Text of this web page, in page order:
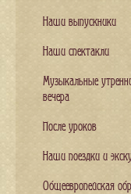
Наши выпускники
Наши спектакли
Музыкальные
вечера
После уроков
Наши поездки и
Общеевропейская